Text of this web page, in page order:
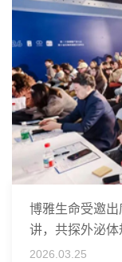
博雅生命受邀
讲，共探外泌
2026.03.25